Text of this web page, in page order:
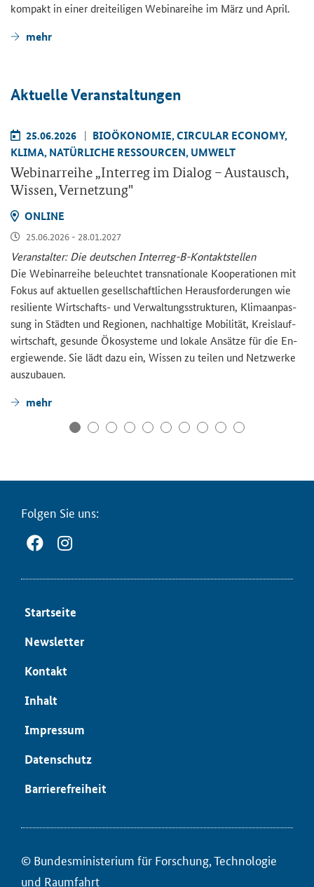
kom­pakt in einer drei­tei­li­gen We­bi­na­rei­he im März und April.
mehr
Ak­tu­el­le Ver­an­stal­tun­gen
25.06.2026
BIO­ÖKO­NO­MIE, CIR­CU­LAR ECO­NO­MY,
KLIMA, NA­TÜR­LI­CHE RES­SOUR­CEN, UM­WELT
We­bi­nar­rei­he „Interregim Dia­log – Aus­tausch,
Wis­sen, Ver­net­zung"
ON­LINE
25.06.2026 - 28.01.2027
Ver­an­stal­ter: Die deut­schen Interreg-​B-Kontaktstellen
Die We­bi­nar­rei­he be­leuch­tet trans­na­tio­na­le Ko­ope­ra­tio­nen mit
Fokus auf ak­tu­el­len ge­sell­schaft­li­chen Her­aus­for­de­run­gen wie
re­si­li­en­te Wirtschafts-​ und Ver­wal­tungs­struk­tu­ren, Kli­ma­an­pas­
sung in Städ­ten und Re­gio­nen, nach­hal­ti­ge Mo­bi­li­tät, Kreis­lauf­
wirt­schaft, ge­sun­de Öko­sys­te­me und lo­ka­le An­sät­ze für die En­
er­gie­wen­de. Sie lädt dazu ein, Wis­sen zu tei­len und Netz­wer­ke
aus­zu­bau­en.
mehr
Fol­gen Sie uns:
Start­sei­te
News­let­ter
Kon­takt
In­halt
Im­pres­sum
Da­ten­schutz
Bar­rie­re­frei­heit
© Bun­des­mi­nis­te­ri­um für ­For­schung, Tech­no­lo­gie
und Raum­fahrt